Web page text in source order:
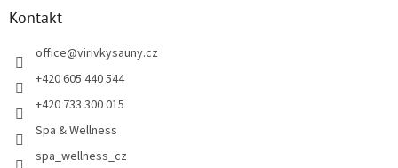
Kontakt
office@virivkysauny.cz
+420 605 440 544
+420 733 300 015
Spa & Wellness
spa_wellness_cz